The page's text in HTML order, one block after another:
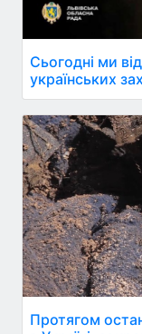
Сьогодні ми
українських
Протягом